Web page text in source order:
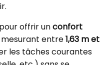
offrir unconfort
entre1,63 m et
les tâches courantes